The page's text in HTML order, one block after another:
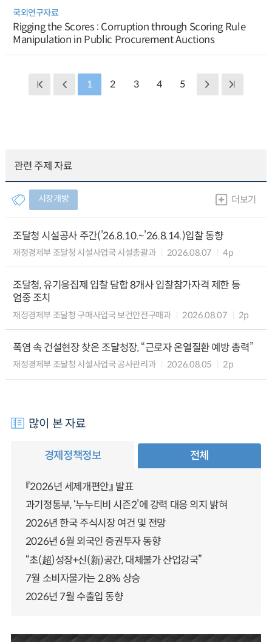
국외연구자료
Rigging the Scores : Corruption through Scoring Rule
Manipulation in Public Procurement Auctions
1 2 3 4 5
관련 주제 자료
시장개방 더보기
조달청 시설공사 주간(’26.8.10.~’26.8.14.)입찰 동향
재정경제부 조달청 시설사업국 시설총괄과 2026.08.07 4p
조달청, 유기응집제 입찰 담합 8개사 입찰참가자격 제한 등
엄중 조치
재정경제부 조달청 구매사업국 보건안전구매과 2026.08.07 2p
폭염 속 건설현장 찾은 조달청장, “근로자 온열질환 예방 총력”
재정경제부 조달청 시설사업국 공사관리과 2026.08.05 2p
많이 본 자료
경제정책정보 전체
『2026년 세제개편안』 발표
과기정통부, ‘누누티비 시즌2’에 강력 대응 의지 밝혀
2026년 한국 주식시장 여건 및 전망
2026년 6월 외국인 증권투자 동향
“초(超)성장+신(新)공간, 대체불가 산업강국”
7월 소비자물가는 2.8% 상승
2026년 7월 수출입 동향